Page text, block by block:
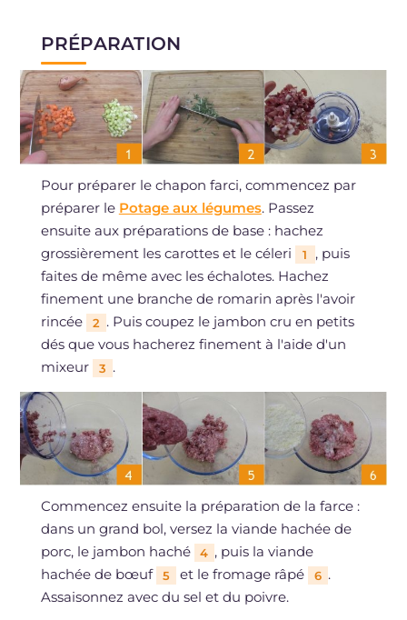
PRÉPARATION
Pour préparer le chapon farci, commencez par
préparer le Potage aux légumes. Passez
ensuite aux préparations de base : hachez
grossièrement les carottes et le céleri
1
, puis
faites de même avec les échalotes. Hachez
finement une branche de romarin après l'avoir
rincée
2 . Puis coupez le jambon cru en petits
dés que vous hacherez finement à l'aide d'un
mixeur
3 .
Commencez ensuite la préparation de la farce :
dans un grand bol, versez la viande hachée de
porc, le jambon haché
4 , puis la viande
hachée de bœuf
5 et le fromage râpé 6 .
Assaisonnez avec du sel et du poivre.